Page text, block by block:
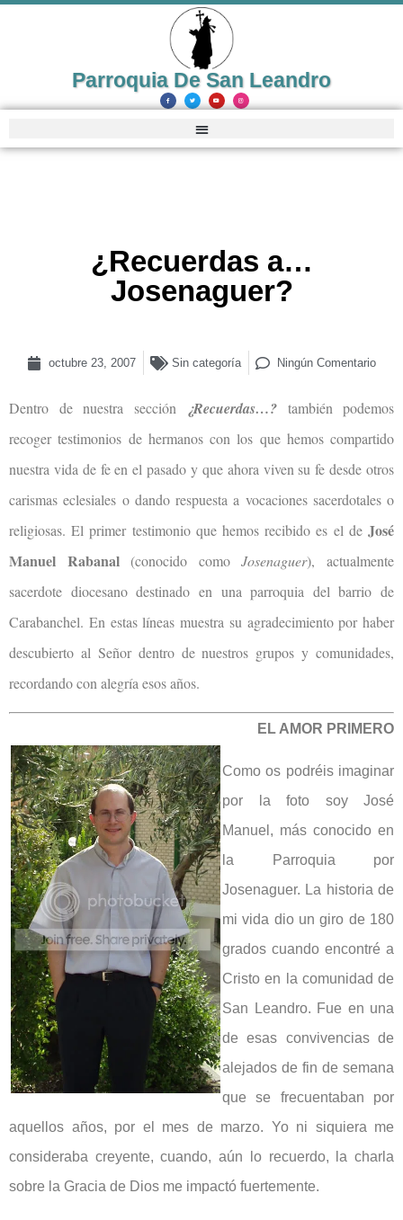
Parroquia De San Leandro
¿Recuerdas a…
Josenaguer?
octubre 23, 2007 Sin categoría Ningún Comentario
Dentro de nuestra sección ¿Recuerdas…? también podemos
recoger testimonios de hermanos con los que hemos compartido
nuestra vida de fe en el pasado y que ahora viven su fe desde otros
carismas eclesiales o dando respuesta a vocaciones sacerdotales o
religiosas. El primer testimonio que hemos recibido es el de José
Manuel Rabanal(conocido comoJosenaguer), actualmente
sacerdote diocesano destinado en una parroquia del barrio de
Carabanchel. En estas líneas muestra su agradecimiento por haber
descubierto al Señor dentro de nuestros grupos y comunidades,
recordando con alegría esos años.
EL AMOR PRIMERO
Como os podréis imaginar
por la foto soy José
Manuel, más conocido en
la Parroquia por
Josenaguer. La historia de
mi vida dio un giro de 180
grados cuando encontré a
Cristo en la comunidad de
San Leandro. Fue en una
de esas convivencias de
alejados de fin de semana
que se frecuentaban por
aquellos años, por el mes de marzo. Yo ni siquiera me
consideraba creyente, cuando, aún lo recuerdo, la charla
sobre la Gracia de Dios me impactó fuertemente.